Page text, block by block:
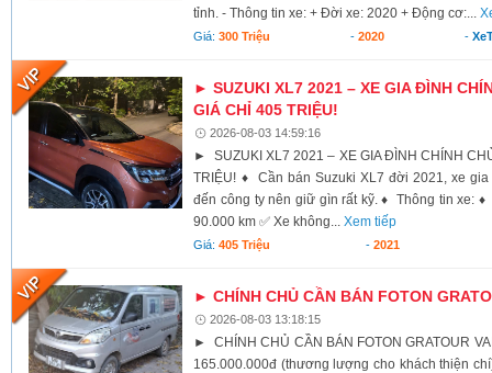
tỉnh. - Thông tin xe: + Đời xe: 2020 + Động cơ:...
Giá:300 Triệu -2020 -
► SUZUKI XL7 2021 – XE GIA ĐÌNH
GIÁ CHỈ 405 TRIỆU!
2026-08-03 14:59:16
► SUZUKI XL7 2021 – XE GIA ĐÌNH CHÍNH
TRIỆU! ♦ Cần bán Suzuki XL7 đời 2021, xe
đến công ty nên giữ gìn rất kỹ. ♦ Thông tin xe:
90.000 km ✅ Xe không...Xem tiếp
Giá:405 Triệu - 2021
► CHÍNH CHỦ CẦN BÁN FOTON
2026-08-03 13:18:15
► CHÍNH CHỦ CẦN BÁN FOTON GRATOUR
165.000.000đ (thương lượng cho khách thiện